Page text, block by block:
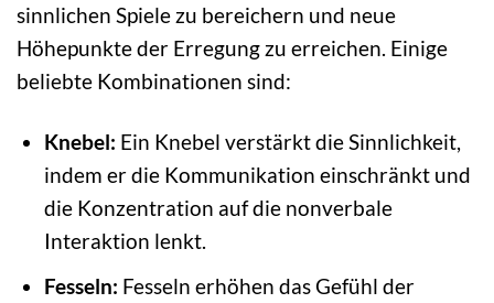
sinnlichen Spiele zu bereichern und neue
Höhepunkte der Erregung zu erreichen. Einige
beliebte Kombinationen sind:
Knebel: Ein Knebel verstärkt die Sinnlichkeit,
indem er die Kommunikation einschränkt und
die Konzentration auf die nonverbale
Interaktion lenkt.
Fesseln: Fesseln erhöhen das Gefühl der